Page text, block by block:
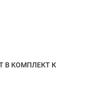
В КОМПЛЕКТ К